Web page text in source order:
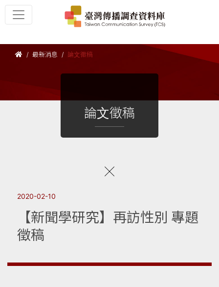
最新消息 論文徵稿
論文徵稿
2020-02-10
【新聞學研究】再訪性別 專題
徵稿